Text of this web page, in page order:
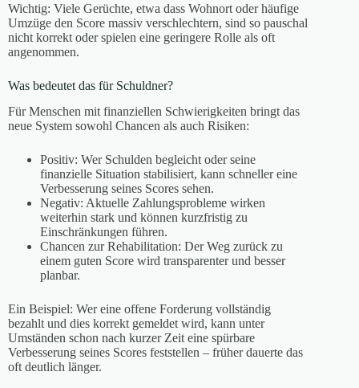
Wichtig: Viele Gerüchte, etwa dass Wohnort oder häufige
Umzüge den Score massiv verschlechtern, sind so pauschal
nicht korrekt oder spielen eine geringere Rolle als oft
angenommen.
Was bedeutet das für Schuldner?
Für Menschen mit finanziellen Schwierigkeiten bringt das
neue System sowohl Chancen als auch Risiken:
Positiv: Wer Schulden begleicht oder seine
finanzielle Situation stabilisiert, kann schneller eine
Verbesserung seines Scores sehen.
Negativ: Aktuelle Zahlungsprobleme wirken
weiterhin stark und können kurzfristig zu
Einschränkungen führen.
Chancen zur Rehabilitation: Der Weg zurück zu
einem guten Score wird transparenter und besser
planbar.
Ein Beispiel: Wer eine offene Forderung vollständig
bezahlt und dies korrekt gemeldet wird, kann unter
Umständen schon nach kurzer Zeit eine spürbare
Verbesserung seines Scores feststellen – früher dauerte das
oft deutlich länger.